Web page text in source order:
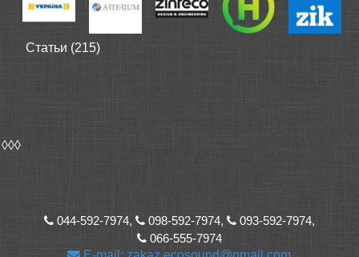
Статьи (215)
◊◊◊
044-592-7974, 098-592-7974,
093-592-7974,
066-555-7974